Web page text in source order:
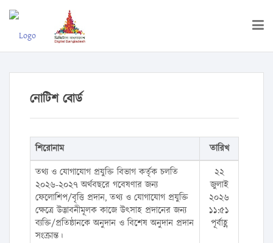
নোটিশ বোর্ড
শিরোনাম
তারিখ
তথ্য ও যোগাযোগ প্রযুক্তি বিভাগ কর্তৃক চলতি
২০২৬-২০২৭ অর্থবছরে গবেষণার জন্য
ফেলোশিপ/বৃত্তি প্রদান, তথ্য ও যোগাযোগ প্রযুক্তি
ক্ষেত্রে উদ্ভাবনীমূলক কাজে উৎসাহ প্রদানের জন্য
ব্যক্তি/প্রতিষ্ঠানকে অনুদান ও বিশেষ অনুদান প্রদান
সংক্রান্ত।
২২
জুলাই
২০২৬
১১:৫১
পূর্বাহ্ণ